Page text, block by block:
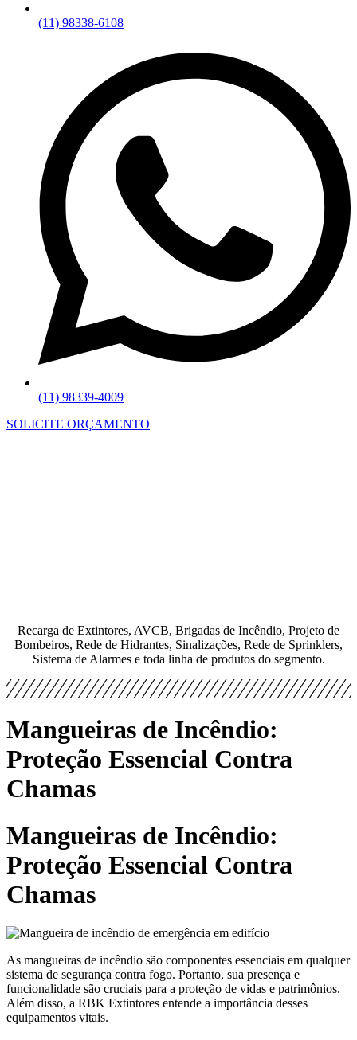
(11) 98338-6108
(11) 98339-4009
SOLICITE ORÇAMENTO
Recarga de Extintores, AVCB, Brigadas de Incêndio, Projeto de
Bombeiros, Rede de Hidrantes, Sinalizações, Rede de Sprinklers,
Sistema de Alarmes e toda linha de produtos do segmento.
Mangueiras de Incêndio:
Proteção Essencial Contra
Chamas
Mangueiras de Incêndio:
Proteção Essencial Contra
Chamas
As mangueiras de incêndio são componentes essenciais em qualquer
sistema de segurança contra fogo. Portanto, sua presença e
funcionalidade são cruciais para a proteção de vidas e patrimônios.
Além disso, a RBK Extintores entende a importância desses
equipamentos vitais.